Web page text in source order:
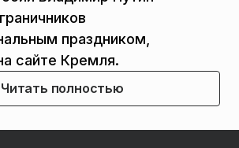
праздником,
сайте Кремля.
Читать полностью